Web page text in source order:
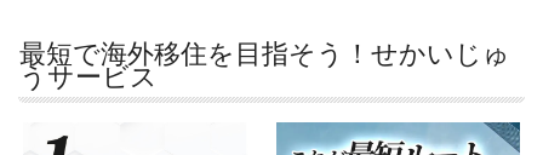
最短で海外移住を目指そう！せかいじゅ
うサービス